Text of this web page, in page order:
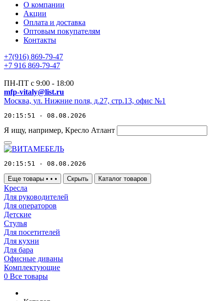
О компании
Акции
Оплата и доставка
Оптовым покупателям
Контакты
+7(916) 869-79-47
+7 916 869-79-47
ПН-ПТ с 9:00 - 18:00
mfp-vitaly@list.ru
Москва, ул. Нижние поля, д.27, стр.13, офис №1
20:15:51 - 08.08.2026
Я ищу, например, Кресло Атлант
20:15:51 - 08.08.2026
Еще товары • • • Скрыть Каталог товаров
Кресла
Для руководителей
Для операторов
Детские
Стулья
Для посетителей
Для кухни
Для бара
Офисные диваны
Комплектующие
0 Все товары